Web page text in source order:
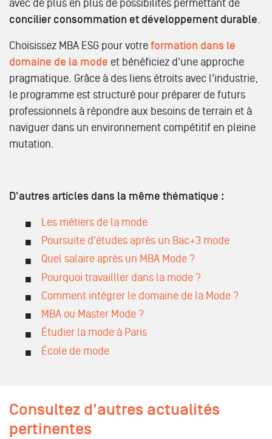
avec de plus en plus de possibilités permettant de
concilier consommation et développement durable.
Choisissez MBA ESG pour votre formation dans le
domaine de la mode et bénéficiez d'une approche
pragmatique. Grâce à des liens étroits avec l'industrie,
le programme est structuré pour préparer de futurs
professionnels à répondre aux besoins de terrain et à
naviguer dans un environnement compétitif en pleine
mutation.
D'autres articles dans la même thématique :
Les métiers de la mode
Poursuite d'études après un Bac+3 mode
Quel salaire après un MBA Mode ?
Pourquoi travailller dans la mode ?
Comment intégrer le domaine de la Mode ?
MBA ou Master Mode ?
Étudier la mode à Paris
École de mode
Consultez d'autres actualités
pertinentes